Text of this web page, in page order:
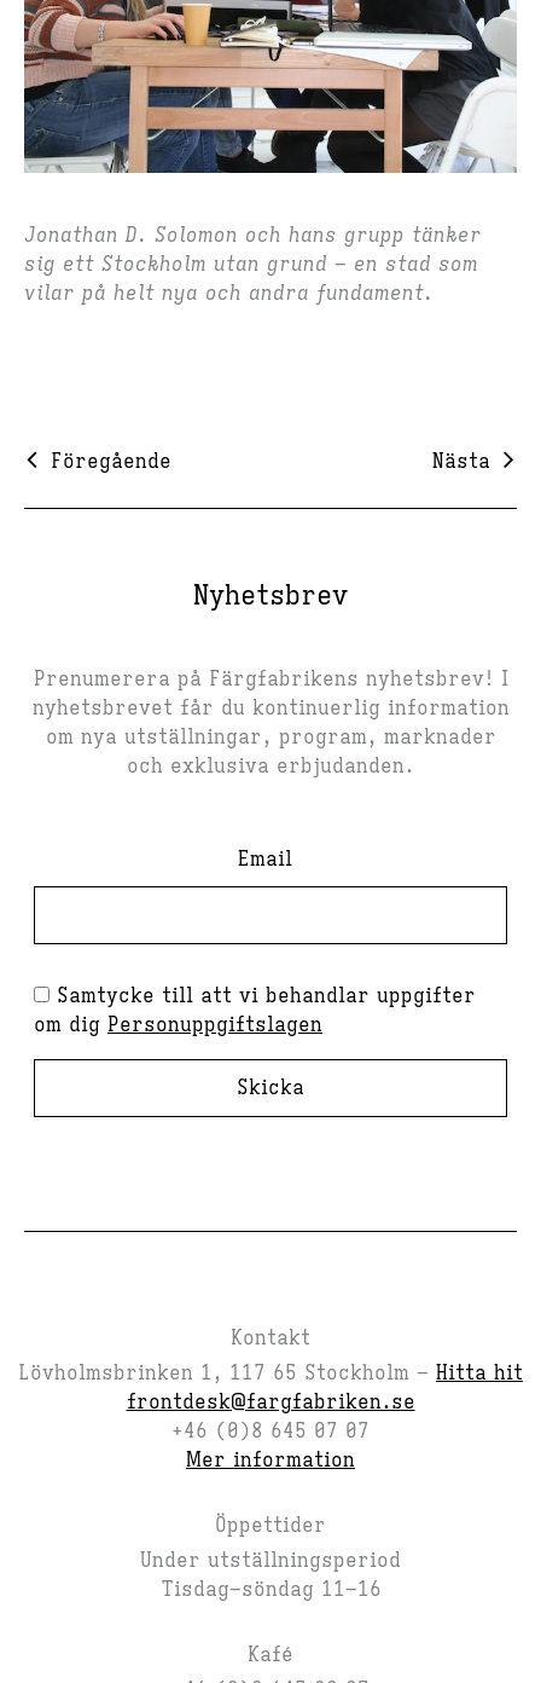
Jonathan D. Solomon och hans grupp tänker
sig ett Stockholm utan grund – en stad som
vilar på helt nya och andra fundament.
Föregående Nästa
Nyhetsbrev
Prenumerera på Färgfabrikens nyhetsbrev! I
nyhetsbrevet får du kontinuerlig information
om nya utställningar, program, marknader
och exklusiva erbjudanden.
Email
Samtycke till att vi behandlar uppgifter
om dig Personuppgiftslagen
Skicka
Kontakt
Lövholmsbrinken 1, 117 65 Stockholm – Hitta hit
frontdesk@fargfabriken.se
+46 (0)8 645 07 07
Mer information
Öppettider
Under utställningsperiod
Tisdag–söndag 11–16
Kafé